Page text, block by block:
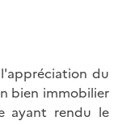
du
bien immobilier
ayant rendu le